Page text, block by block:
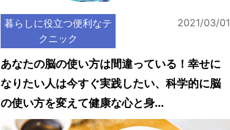
暮らしに役立つ便利なテ
クニック
2021/03/01
あなたの脳の使い方は間違っている！幸せに
なりたい人は今すぐ実践したい、科学的に脳
の使い方を変えて健康な心と身...